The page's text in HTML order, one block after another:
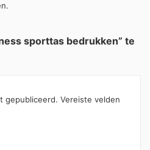
sporttas bedrukken” te
gepubliceerd. Vereiste velden